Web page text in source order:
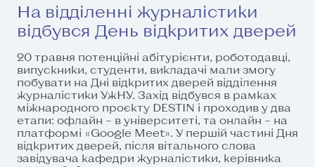
На відділенні журналістики
відбувся День відкритих дверей
20 травня потенційні абітурієнти, роботодавці,
випускники, студенти, викладачі мали змогу
побувати на Дні відкритих дверей відділення
журналістики УжНУ. Захід відбувся в рамках
міжнародного проєкту DESTIN і проходив у два
етапи: офлайн – в університеті, та онлайн – на
платформі «Google Meet». У першій частині Дня
відкритих дверей, після вітального слова
завідувача кафедри журналістики, керівника